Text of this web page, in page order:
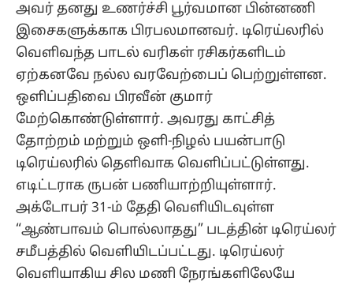
அவர் தனது உணர்ச்சி பூர்வமான பின்னணி
இசைகளுக்காக பிரபலமானவர். டிரெய்லரில்
வெளிவந்த பாடல் வரிகள் ரசிகர்களிடம்
ஏற்கனவே நல்ல வரவேற்பைப் பெற்றுள்ளன.
ஒளிப்பதிவை பிரவீன் குமார்
மேற்கொண்டுள்ளார். அவரது காட்சித்
தோற்றம் மற்றும் ஒளி-நிழல் பயன்பாடு
டிரெய்லரில் தெளிவாக வெளிப்பட்டுள்ளது.
எடிட்டராக ருபன் பணியாற்றியுள்ளார்.
அக்டோபர் 31-ம் தேதி வெளியிடவுள்ள
“ஆண்பாவம் பொல்லாதது” படத்தின் டிரெய்லர்
சமீபத்தில் வெளியிடப்பட்டது. டிரெய்லர்
வெளியாகிய சில மணி நேரங்களிலேயே